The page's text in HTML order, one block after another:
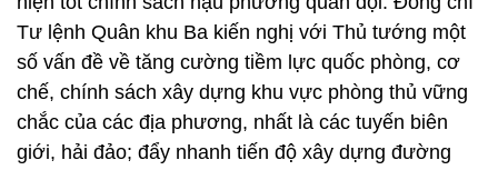
Tư lệnh Quân khu Ba kiến nghị với Thủ tướng một
số vấn đề về tăng cường tiềm lực quốc phòng, cơ
chế, chính sách xây dựng khu vực phòng thủ vững
chắc của các địa phương, nhất là các tuyến biên
giới, hải đảo; đẩy nhanh tiến độ xây dựng đường